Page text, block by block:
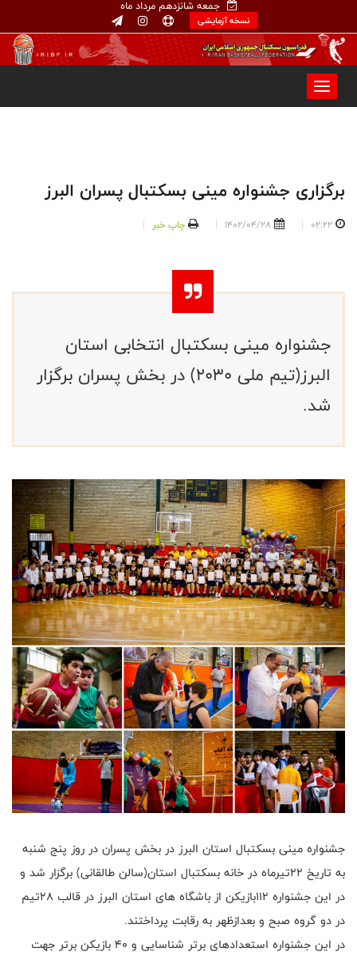
جمعه شانزدهم مرداد ماه
نسخه آزمایشی
برگزاری جشنواره مینی بسکتبال پسران البرز
02:22
1402/04/28 چاپ خبر
جشنواره مینی بسکتبال انتخابی استان
البرز(تیم ملی ۲۰۳۰) در بخش پسران برگزار
شد.
جشنواره مینی بسکتبال استان البرز در بخش پسران در روز پنج شنبه
به تاریخ ۲۲تیرماه در خانه بسکتبال استان(سالن طالقانی) برگزار شد و
در این جشنواره ۱۱۲بازیکن از باشگاه های استان البرز در قالب ۲۸تیم
در دو گروه صبح و بعدازظهر به رقابت پرداختند.
در این جشنواره استعدادهای برتر شناسایی و ۴۰ بازیکن برتر جهت